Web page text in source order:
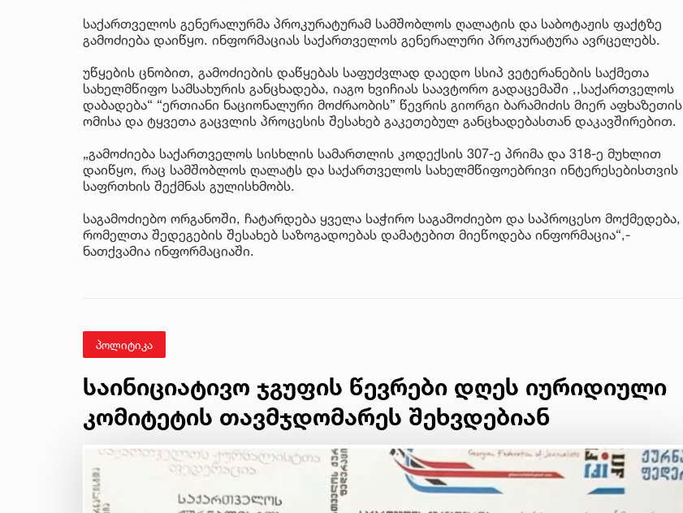
საქართველოს გენერალურმა პროკურატურამ სამშობლოს ღალატის და საბოტაჟის ფაქტზე
გამოძიება დაიწყო. ინფორმაციას საქართველოს გენერალური პროკურატურა ავრცელებს.
უწყების ცნობით, გამოძიების დაწყებას საფუძვლად დაედო სსიპ ვეტერანების საქმეთა
სახელმწიფო სამსახურის განცხადება, იაგო ხვიჩიას საავტორო გადაცემაში ,,საქართველოს
დაბადება“ “ერთიანი ნაციონალური მოძრაობის” წევრის გიორგი ბარამიძის მიერ აფხაზეთის
ომისა და ტყვეთა გაცვლის პროცესის შესახებ გაკეთებულ განცხადებასთან დაკავშირებით.
„გამოძიება საქართველოს სისხლის სამართლის კოდექსის 307-ე პრიმა და 318-ე მუხლით
დაიწყო, რაც სამშობლოს ღალატს და საქართველოს სახელმწიფოებრივი ინტერესებისთვის
საფრთხის შექმნას გულისხმობს.
საგამოძიებო ორგანოში, ჩატარდება ყველა საჭირო საგამოძიებო და საპროცესო მოქმედება,
რომელთა შედეგების შესახებ საზოგადოებას დამატებით მიეწოდება ინფორმაცია“,-
ნათქვამია ინფორმაციაში.
პოლიტიკა
საინიციატივო ჯგუფის წევრები დღეს იურიდიული
კომიტეტის თავმჯდომარეს შეხვდებიან